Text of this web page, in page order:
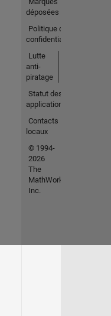
déposées
Politique de
confidentialité
Lutte
anti-
piratage
Statut des
applications
Contacts
locaux
© 1994-
2026
The
MathWorks,
Inc.